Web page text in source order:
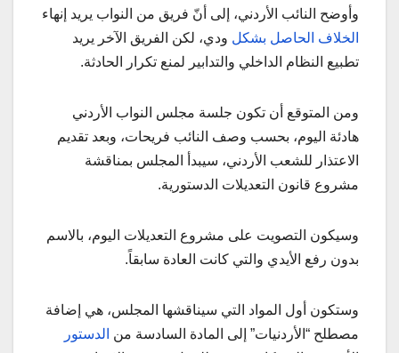
وأوضح النائب الأردني، إلى أنّ فريق من النواب يريد إنهاء
الخلاف الحاصل بشكل ودي، لكن الفريق الآخر يريد
تطبيع النظام الداخلي والتدابير لمنع تكرار الحادثة.
ومن المتوقع أن تكون جلسة مجلس النواب الأردني
هادئة اليوم، بحسب وصف النائب فريحات، وبعد تقديم
الاعتذار للشعب الأردني، سيبدأ المجلس بمناقشة
مشروع قانون التعديلات الدستورية.
وسيكون التصويت على مشروع التعديلات اليوم، بالاسم
بدون رفع الأيدي والتي كانت العادة سابقاً.
وستكون أول المواد التي سيناقشها المجلس، هي إضافة
مصطلح “الأردنيات” إلى المادة السادسة من الدستور